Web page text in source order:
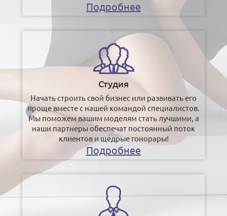
Подробнее
Студия
Начать строить свой бизнес или развивать его
проще вместе с нашей командой специалистов.
Мы поможем вашим моделям стать лучшими, а
наши партнеры обеспечат постоянный поток
клиентов и щедрые гонорары!
Подробнее